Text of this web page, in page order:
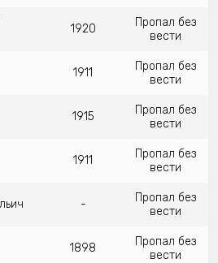
1920
Пропал без
вести
1911
Пропал без
вести
1915
Пропал без
вести
1911
Пропал без
вести
-
Пропал без
вести
1898
Пропал без
вести